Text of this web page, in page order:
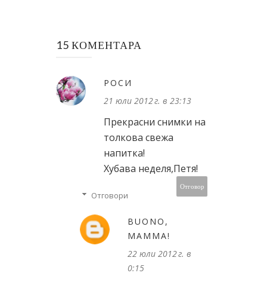
15 КОМЕНТАРА
РОСИ
21 юли 2012 г. в 23:13
Прекрасни снимки на
толкова свежа
напитка!
Хубава неделя,Петя!
Отговор
Отговори
BUONO,
MAMMA!
22 юли 2012 г. в
0:15